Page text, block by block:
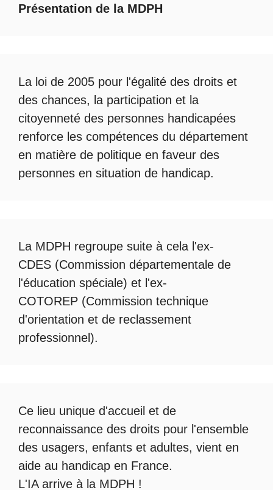
Présentation de la MDPH
La loi de 2005 pour l'égalité des droits et
des chances, la participation et la
citoyenneté des personnes handicapées
renforce les compétences du département
en matière de politique en faveur des
personnes en situation de handicap.
La MDPH regroupe suite à cela l'ex-
CDES (Commission départementale de
l'éducation spéciale) et l'ex-
COTOREP (Commission technique
d'orientation et de reclassement
professionnel).
Ce lieu unique d'accueil et de
reconnaissance des droits pour l'ensemble
des usagers, enfants et adultes, vient en
aide au handicap en France.
L'IA arrive à la MDPH !